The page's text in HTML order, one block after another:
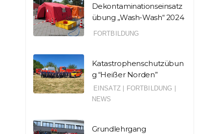
Dekontaminationseinsatz
übung „Wash-Wash“ 2024
FORTBILDUNG
Katastrophenschutzübun
g “Heißer Norden”
EINSATZ FORTBILDUNG
NEWS
Grundlehrgang